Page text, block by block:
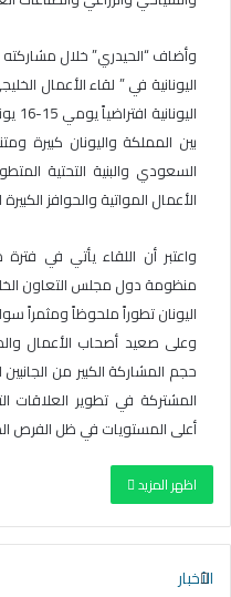
وأضاف “الحيدري” خلال
اليونانية في ” لقاء الأعمال
بين المملكة واليونان كبيرة
السعودي والبنية التحتية
الأعمال المواتية والحوافز
واعتبر أن اللقاء يأتي في
منظومة دول مجلس التعاون
اليونان تطوراً ملحوظاً ومثمراً
وعلى صعيد أصحاب الأعمال
حجم المشاركة الكبير من
المشتركة في تطوير العلاقات
أعلى المستويات في ظل الفرص
اظهر المزيد
الأخبار